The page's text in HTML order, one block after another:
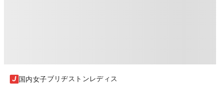
国内女子ブリヂストンレディス